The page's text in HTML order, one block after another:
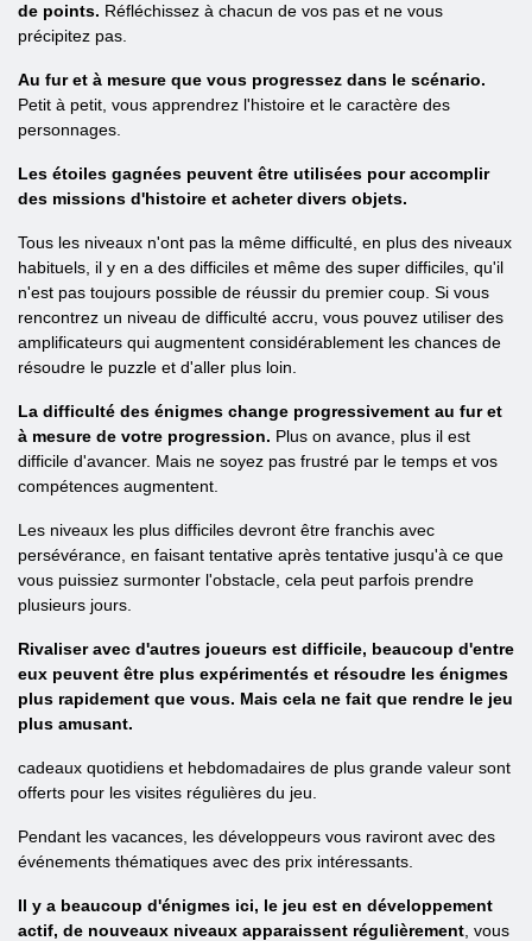
de points. Réfléchissez à chacun de vos pas et ne vous
précipitez pas.
Au fur et à mesure que vous progressez dans le scénario.
Petit à petit, vous apprendrez l'histoire et le caractère des
personnages.
Les étoiles gagnées peuvent être utilisées pour accomplir
des missions d'histoire et acheter divers objets.
Tous les niveaux n'ont pas la même difficulté, en plus des niveaux
habituels, il y en a des difficiles et même des super difficiles, qu'il
n'est pas toujours possible de réussir du premier coup. Si vous
rencontrez un niveau de difficulté accru, vous pouvez utiliser des
amplificateurs qui augmentent considérablement les chances de
résoudre le puzzle et d'aller plus loin.
La difficulté des énigmes change progressivement au fur et
à mesure de votre progression. Plus on avance, plus il est
difficile d'avancer. Mais ne soyez pas frustré par le temps et vos
compétences augmentent.
Les niveaux les plus difficiles devront être franchis avec
persévérance, en faisant tentative après tentative jusqu'à ce que
vous puissiez surmonter l'obstacle, cela peut parfois prendre
plusieurs jours.
Rivaliser avec d'autres joueurs est difficile, beaucoup d'entre
eux peuvent être plus expérimentés et résoudre les énigmes
plus rapidement que vous. Mais cela ne fait que rendre le jeu
plus amusant.
cadeaux quotidiens et hebdomadaires de plus grande valeur sont
offerts pour les visites régulières du jeu.
Pendant les vacances, les développeurs vous raviront avec des
événements thématiques avec des prix intéressants.
Il y a beaucoup d'énigmes ici, le jeu est en développement
actif, de nouveaux niveaux apparaissent régulièrement , vous